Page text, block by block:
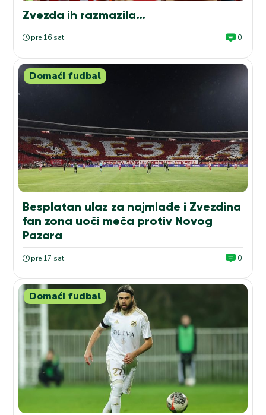
Zvezda ih razmazila…
pre 16 sati 0
Domaći fudbal
Besplatan ulaz za najmlađe i Zvezdina
fan zona uoči meča protiv Novog
Pazara
pre 17 sati 0
Domaći fudbal